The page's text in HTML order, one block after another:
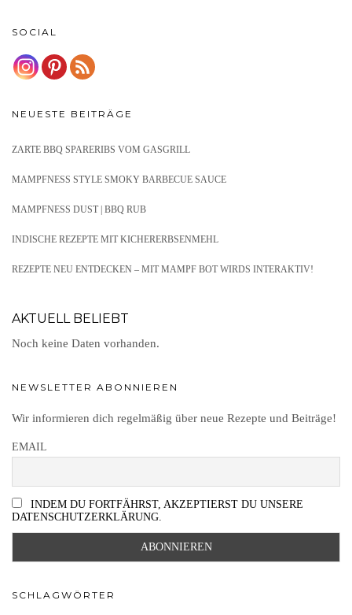
SOCIAL
NEUESTE BEITRÄGE
ZARTE BBQ SPARERIBS VOM GASGRILL
MAMPFNESS STYLE SMOKY BARBECUE SAUCE
MAMPFNESS DUST | BBQ RUB
INDISCHE REZEPTE MIT KICHERERBSENMEHL
REZEPTE NEU ENTDECKEN – MIT MAMPF BOT WIRDS INTERAKTIV!
AKTUELL BELIEBT
Noch keine Daten vorhanden.
NEWSLETTER ABONNIEREN
Wir informieren dich regelmäßig über neue Rezepte und Beiträge!
EMAIL
INDEM DU FORTFÄHRST, AKZEPTIERST DU UNSERE
DATENSCHUTZERKLÄRUNG.
SCHLAGWÖRTER